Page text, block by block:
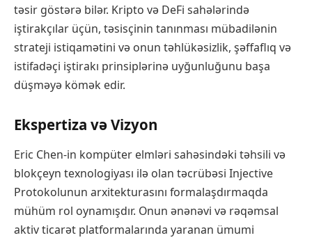
təsir göstərə bilər. Kripto və DeFi sahələrində
iştirakçılar üçün, təsisçinin tanınması mübadilənin
strateji istiqamətini və onun təhlükəsizlik, şəffaflıq və
istifadəçi iştirakı prinsiplərinə uyğunluğunu başa
düşməyə kömək edir.
Ekspertiza və Vizyon
Eric Chen-in kompüter elmləri sahəsindəki təhsili və
blokçeyn texnologiyası ilə olan təcrübəsi Injective
Protokolunun arxitekturasını formalaşdırmaqda
mühüm rol oynamışdır. Onun ənənəvi və rəqəmsal
aktiv ticarət platformalarında yaranan ümumi